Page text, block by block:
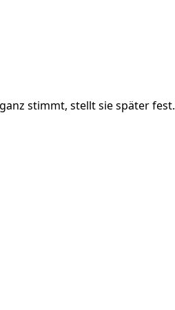
stimmt, stellt sie später fest.